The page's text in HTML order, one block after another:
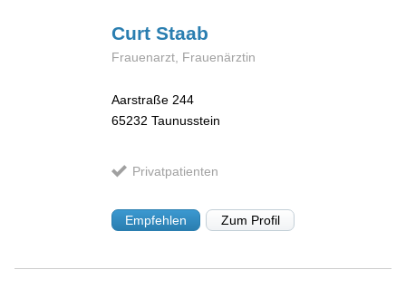
CurtStaab
Frauenarzt, Frauenärztin
Aarstraße 244
65232 Taunusstein
Privatpatienten
Empfehlen Zum Profil